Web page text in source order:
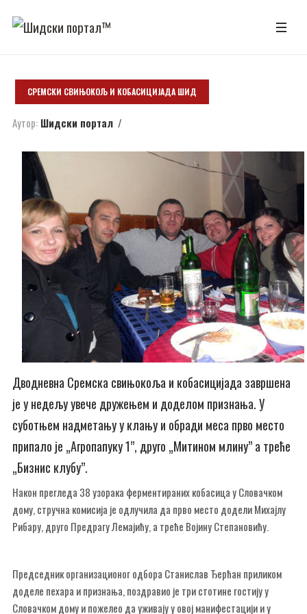
СРЕМСКИ СВИЊОКОЉ И КОБАСИЦИЈАДА ШИД
Аутор: Шидски портал
Дводневна Сремска свињокоља и кобасицијада завршена
је у недељу увече дружењем и доделом признања. У
суботњем надметању у клању и обради меса прво место
припало је „Агропапуку 1”, друго „Митином млину” а треће
„Бизнис клубу”.
Након прегледа 38 узорака ферментираних кобасица у Словачком
дому, стручна комисија је одлучила да прво место додели Михајлу
Рибару, друго Предрагу Лемајићу, а треће Војину Степановићу.
Председник организационог одбора Станислав Ђерћан приликом
доделе пехара и признања, поздравио је три стотине гостију у
Словачком дому и пожелео да уживају у овој манифестацији и у